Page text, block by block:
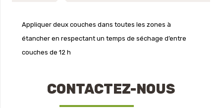
Appliquer deux couches dans toutes les zones à
étancher en respectant un temps de séchage d’entre
couches de 12 h
CONTACTEZ-NOUS